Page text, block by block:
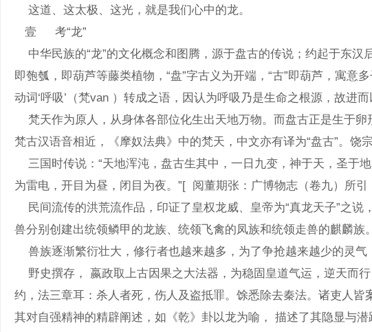
这道、这太极、这光，就是我们心中的龙。
壹 考“龙”
中华民族的“龙”的文化概念和图腾，源于盘古的传说；约起于东汉
即匏瓠，即葫芦等藤类植物，“盘”字古义为开端，“古”即葫芦，寓
动词‘呼吸’（梵van ）转成之语，因认为呼吸乃是生命之根源，故
梵天作为原人，从身体各部位化生出天地万物。而盘古正是生于卵
梵古汉语音相近，《摩奴法典》中的梵天，中文亦有译为“盘古”。
三国时传说：“天地浑沌，盘古生其中，一日九变，神于天，圣于
为雷电，开目为昼，闭目为夜。”[ 阅董期张：广博物志（卷九）所引
民间流传的洪荒流作品，印证了皇权龙威、皇帝为“真龙天子”之说
兽分别创建出统领鳞甲的龙族、统领飞禽的凤族和统领走兽的麒麟族。
兽族逐渐繁衍壮大，修行者也越来越多，为了争抢越来越少的灵气
野史撰存， 嬴政取上古因果之大法器，为稳固皇道气运，逆天而
约，法三章耳：杀人者死，伤人及盗抵罪。馀悉除去秦法
其对自强精神的精辟阐述，如《乾》卦以龙为喻， 描述了其隐显与